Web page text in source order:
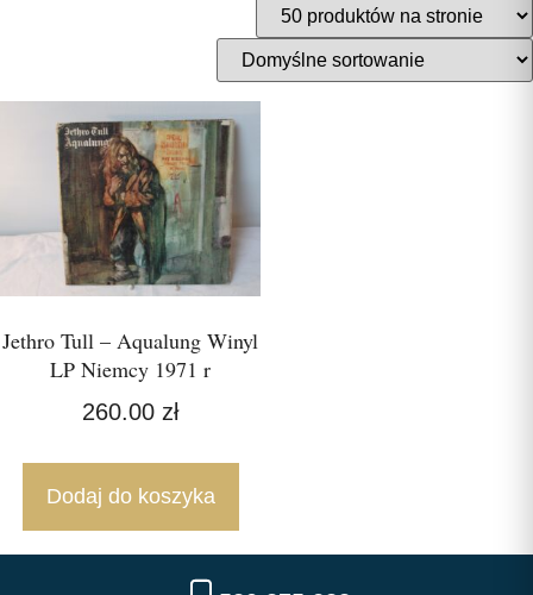
Jethro Tull – Aqualung Winyl
LP Niemcy 1971 r
260.00 zł
Dodaj do koszyka